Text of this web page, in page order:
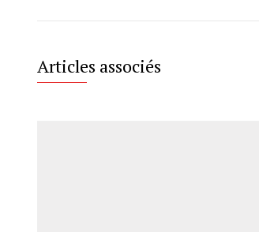
Articles associés